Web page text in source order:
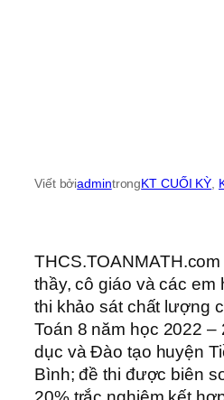
Viết bởiadmintrongKT CUỐI KỲ
thầy, cô giáo và các em
thi khảo sát chất lượng
Toán 8 năm học 2022 –
dục và Đào tạo huyện
Bình; đề thi được biên